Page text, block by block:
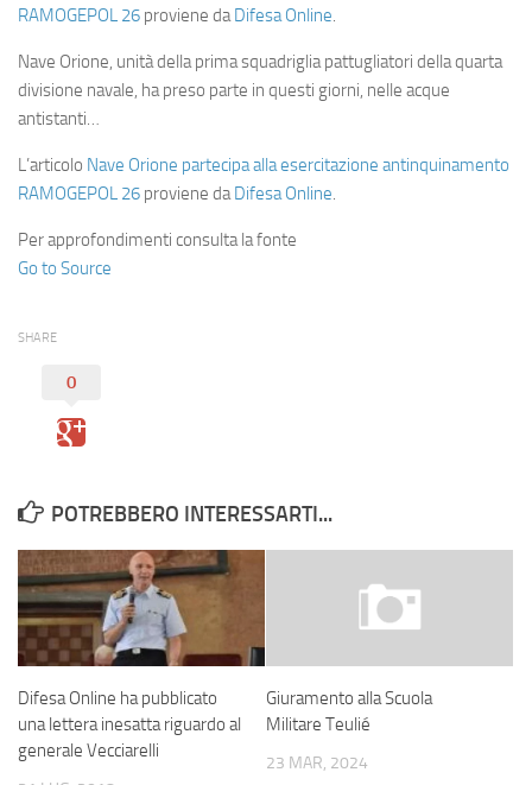
RAMOGEPOL 26 proviene daDifesa Online.
Nave Orione, unità della prima squadriglia pattugliatori della quarta
divisione navale, ha preso parte in questi giorni, nelle acque
antistanti…
L’articolo Nave Orione partecipa alla esercitazione antinquinamento
RAMOGEPOL 26 proviene daDifesa Online.
Per approfondimenti consulta la fonte
Go to Source
SHARE
0
POTREBBERO INTERESSARTI...
Difesa Online ha pubblicato
una lettera inesatta riguardo al
generale Vecciarelli
Giuramento alla Scuola
Militare Teulié
23 MAR, 2024